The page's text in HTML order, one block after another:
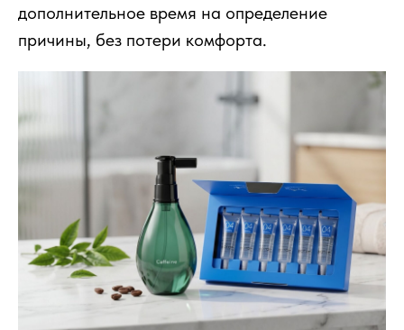
дополнительное время на определение
причины, без потери комфорта.